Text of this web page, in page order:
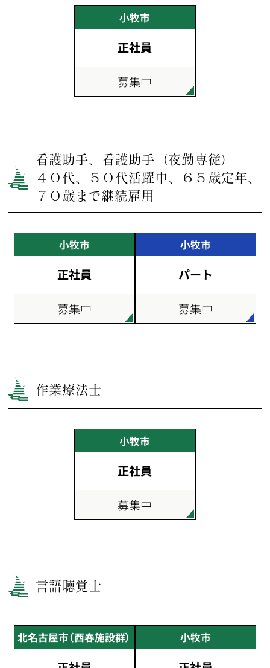
小牧市
正社員
募集中
看護助手、看護助手（夜勤専従）
４０代、５０代活躍中、６５歳定年、
７０歳まで継続雇用
小牧市
正社員
募集中
小牧市
パート
募集中
作業療法士
小牧市
正社員
募集中
言語聴覚士
北名古屋市（西春施設群） 小牧市